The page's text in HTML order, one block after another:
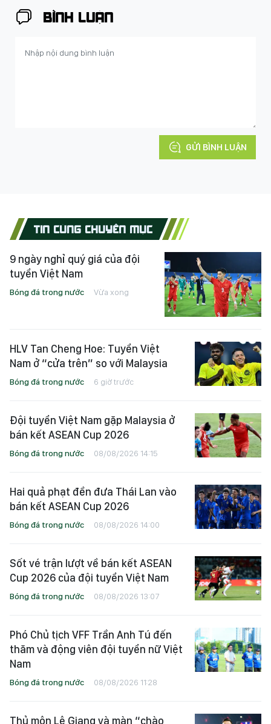
BÌNH LUẬN
GỬI BÌNH LUẬN
TIN CÙNG CHUYÊN MỤC
9 ngày nghỉ quý giá của đội
tuyển Việt Nam
Bóng đá trong nước Vừa xong
HLV Tan Cheng Hoe: Tuyển Việt
Nam ở “cửa trên” so với Malaysia
Bóng đá trong nước 6 giờ trước
Đội tuyển Việt Nam gặp Malaysia ở
bán kết ASEAN Cup 2026
Bóng đá trong nước 08/08/2026 14:15
Hai quả phạt đền đưa Thái Lan vào
bán kết ASEAN Cup 2026
Bóng đá trong nước 08/08/2026 14:00
Sốt vé trận lượt về bán kết ASEAN
Cup 2026 của đội tuyển Việt Nam
Bóng đá trong nước 08/08/2026 13:07
Phó Chủ tịch VFF Trần Anh Tú đến
thăm và động viên đội tuyển nữ Việt
Nam
Bóng đá trong nước 08/08/2026 11:28
Thủ môn Lê Giang và màn “chào